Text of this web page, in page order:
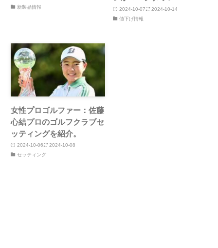
新製品情報 2024-10-07
2024-10-14
値下げ情報
女性プロゴルファー：佐藤
心結プロのゴルフクラブセ
ッティングを紹介。
2024-10-06
2024-10-08
セッティング